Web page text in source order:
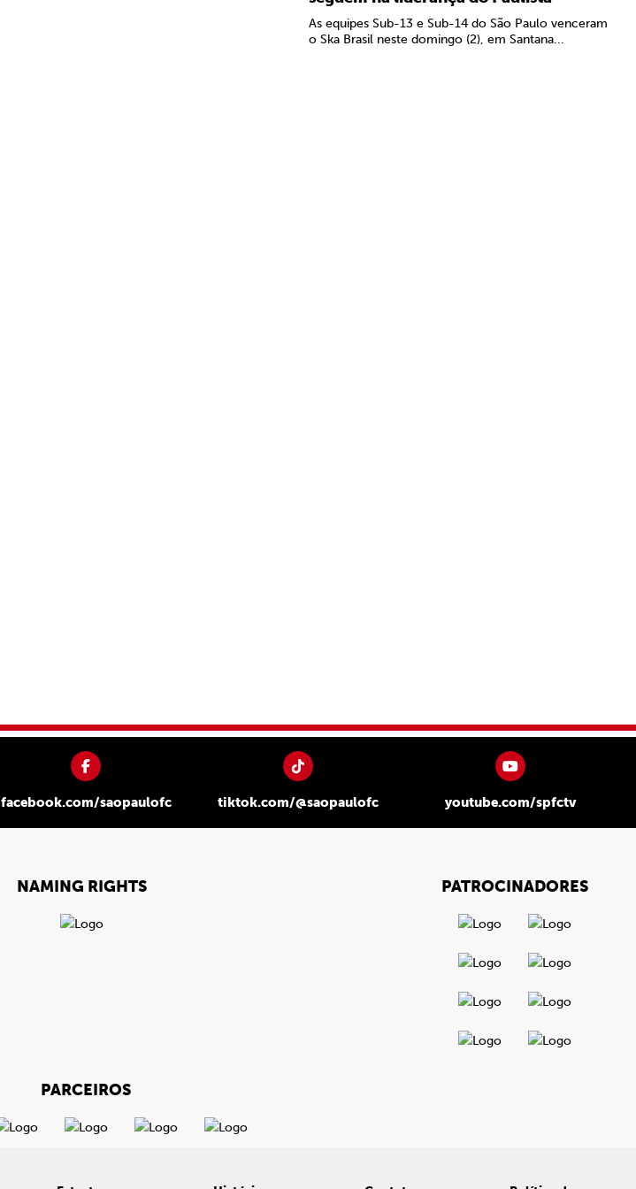
As equipes Sub-13 e Sub-14 do São Paulo venceram
o Ska Brasil neste domingo (2), em Santana...
facebook.com/saopaulofc tiktok.com/@saopaulofc youtube.com/spfctv
NAMING RIGHTS PATROCINADORES
PARCEIROS